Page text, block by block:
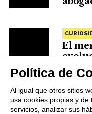
El
Política de
Al igual que otros sitios
usa cookies propias y
servicios, analizar sus